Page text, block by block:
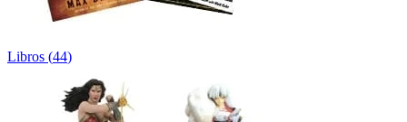
Libros (44)